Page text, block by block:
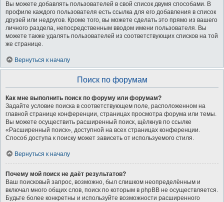
Вы можете добавлять пользователей в свой список двумя способами. В
профиле каждого пользователя есть ссылка для его добавления в список
друзей или недругов. Кроме того, вы можете сделать это прямо из вашего
личного раздела, непосредственным вводом имени пользователя. Вы
можете также удалять пользователей из соответствующих списков на той
же странице.
Вернуться к началу
Поиск по форумам
Как мне выполнить поиск по форуму или форумам?
Задайте условие поиска в соответствующем поле, расположенном на
главной странице конференции, страницах просмотра форума или темы.
Вы можете осуществить расширенный поиск, щёлкнув по ссылке
«Расширенный поиск», доступной на всех страницах конференции.
Способ доступа к поиску может зависеть от используемого стиля.
Вернуться к началу
Почему мой поиск не даёт результатов?
Ваш поисковый запрос, возможно, был слишком неопределённым и
включал много общих слов, поиск по которым в phpBB не осуществляется.
Будьте более конкретны и используйте возможности расширенного